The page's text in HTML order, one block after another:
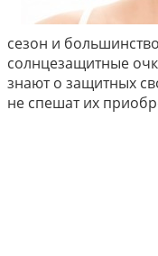
сезон и
солнцезащитные
знают о защитных
не спешат их